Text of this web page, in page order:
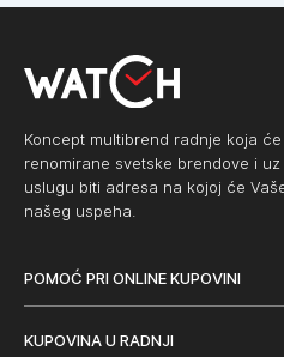
Koncept multibrend radnje koja
renomirane svetske brendove i
uslugu biti adresa na kojoj će
našeg uspeha.
POMOĆ PRI ONLINE KUPOVINI
KUPOVINA U RADNJI